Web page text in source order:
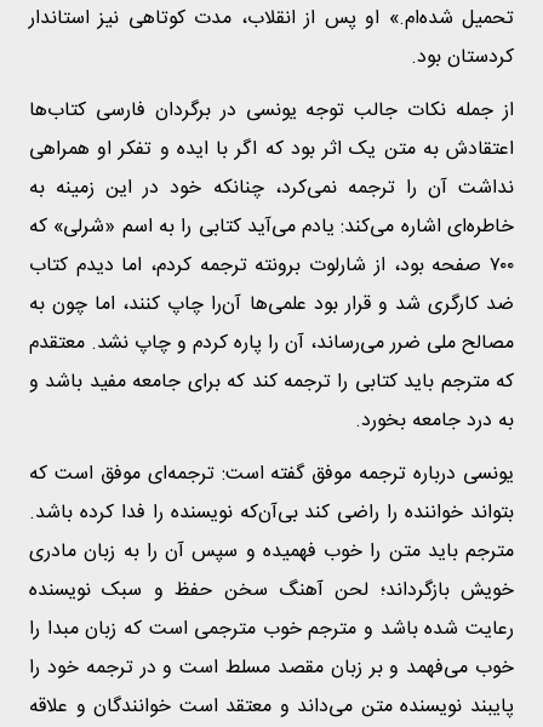
تحمیل شده‌ام.» او پس از انقلاب، مدت کوتاهی نیز استاندار
کردستان بود.
از جمله نکات جالب توجه یونسی در برگردان فارسی کتاب‌ها
اعتقادش به متن یک اثر بود که اگر با ایده و تفکر او همراهی
نداشت آن را ترجمه نمی‌کرد، چنانکه خود در این زمینه به
خاطره‌ای اشاره می‌کند: یادم می‌آید کتابی را به اسم «شرلی» که
۷۰۰ صفحه بود، از شارلوت برونته ترجمه کردم، اما دیدم کتاب
ضد کارگری شد و قرار بود علمی‌ها آن‌را چاپ کنند، اما چون به
مصالح ملی ضرر می‌رساند، آن را پاره کردم و چاپ نشد. معتقدم
که مترجم باید کتابی را ترجمه کند که برای جامعه مفید باشد و
به درد جامعه بخورد.
یونسی درباره ترجمه موفق گفته است: ترجمه‌ای ‌موفق است که
بتواند خواننده را راضی کند بی‌آن‌که نویسنده را فدا کرده باشد.
مترجم باید متن را خوب فهمیده و سپس آن را به زبان مادری
خویش بازگرداند؛ لحن آهنگ سخن حفظ و سبک نویسنده
رعایت شده باشد و مترجم خوب مترجمی است که زبان مبدا را
خوب می‌فهمد و بر زبان مقصد مسلط است و در ترجمه خود را
پایبند نویسنده متن می‌داند و معتقد است خوانندگان و علاقه